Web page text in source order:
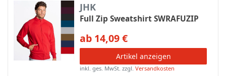
JHK
Full Zip Sweatshirt SWRAFUZIP
ab 14,09 €
Artikel anzeigen
inkl. ges. MwSt. zzgl.Versandkosten